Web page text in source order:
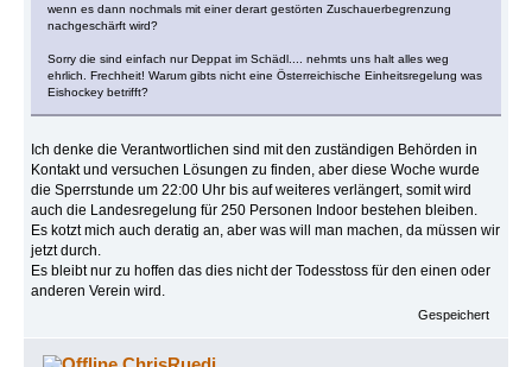
wenn es dann nochmals mit einer derart gestörten Zuschauerbegrenzung
nachgeschärft wird?
Sorry die sind einfach nur Deppat im Schädl.... nehmts uns halt alles weg
ehrlich. Frechheit! Warum gibts nicht eine Österreichische Einheitsregelung was
Eishockey betrifft?
Ich denke die Verantwortlichen sind mit den zuständigen Behörden in
Kontakt und versuchen Lösungen zu finden, aber diese Woche wurde
die Sperrstunde um 22:00 Uhr bis auf weiteres verlängert, somit wird
auch die Landesregelung für 250 Personen Indoor bestehen bleiben.
Es kotzt mich auch deratig an, aber was will man machen, da müssen wir
jetzt durch.
Es bleibt nur zu hoffen das dies nicht der Todesstoss für den einen oder
anderen Verein wird.
Gespeichert